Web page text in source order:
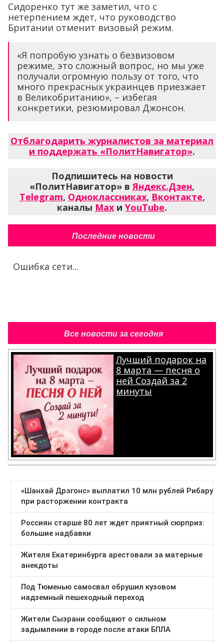
Сидоренко тут же заметил, что с
нетерпением ждет, что руководство
Британии отменит визовый режим.
«Я попробую узнать о безвизовом
режиме, это сложный вопрос, но мы уже
получали огромную пользу от того, что
много прекрасных украинцев приезжает
в Великобританию», – избегая
конкретики, резюмировал Джонсон.
Отблагодарить журналистов за материал
и поддержать «ПолитНавигатор».
Подпишитесь на новости
«ПолитНавигатор» вЯндекс.Дзен,
Telegram, Одноклассниках, Вконтакте,
каналы Max и YouTube.
Последние новости
Ошибка сети...
Все новости за сегодня
Лучший подарок на
8 марта — песня о
ней Создай за 2
минуты
.